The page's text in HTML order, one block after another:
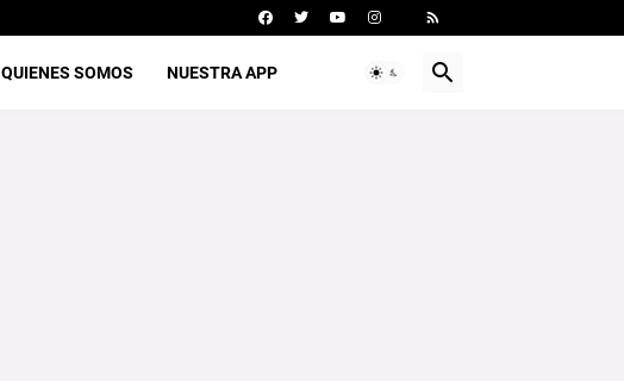
QUIENES SOMOS NUESTRA APP